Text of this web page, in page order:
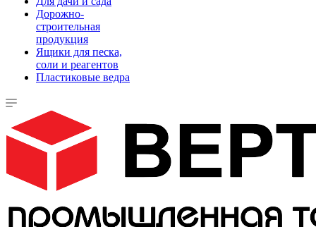
Дорожно-
строительная
продукция
Ящики для песка,
соли и реагентов
Пластиковые ведра